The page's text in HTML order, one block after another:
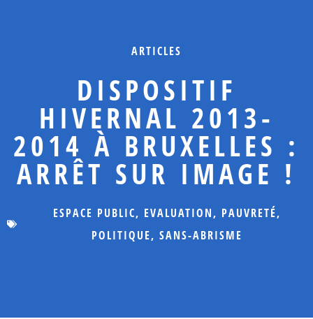
ARTICLES
DISPOSITIF
HIVERNAL 2013-
2014 À BRUXELLES :
ARRÊT SUR IMAGE !
ESPACE PUBLIC, EVALUATION, PAUVRETÉ,
POLITIQUE, SANS-ABRISME